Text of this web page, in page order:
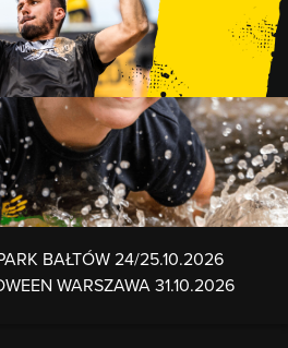
ZALEW ZEMBORZYCKI
GDAŃSK/SOPOT
WARSZAWA 24/26.09.2026
KOPALNIA ROLANTOWICE
TWIERDZA MODLIN
BAŁTÓW 24/25.10.2026
WARSZAWA 31.10.2026